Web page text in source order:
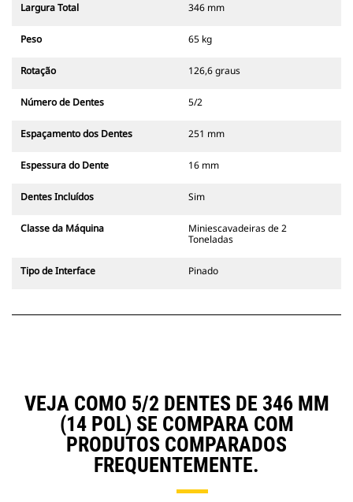
Largura Total 346 mm
Peso 65 kg
Rotação 126,6 graus
Número de Dentes 5/2
Espaçamento dos Dentes 251 mm
Espessura do Dente 16 mm
Dentes Incluídos Sim
Classe da Máquina
Miniescavadeiras de 2
Toneladas
Tipo de Interface Pinado
VEJA COMO 5/2 DENTES DE 346 MM
(14 POL) SE COMPARA COM
PRODUTOS COMPARADOS
FREQUENTEMENTE.